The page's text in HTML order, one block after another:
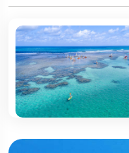
Itinerário
Dia 1: Lisboa /
Comparência no
da viagem.
direto com destino ao
desembarque e
Galinhas. Instalação e